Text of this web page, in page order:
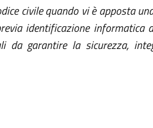
civile quando vi è apposta
identificazione informatica
da garantire la sicurezza,